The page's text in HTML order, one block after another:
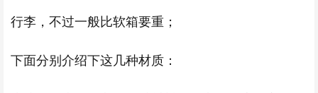
行李，不过一般比软箱要重；
下面分别介绍下这几种材质：